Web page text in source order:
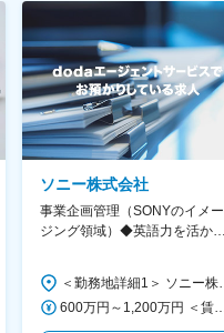
ソニー株式会社
事業企画管理（SONYのイメー
ジング領域）◆英語力を活か